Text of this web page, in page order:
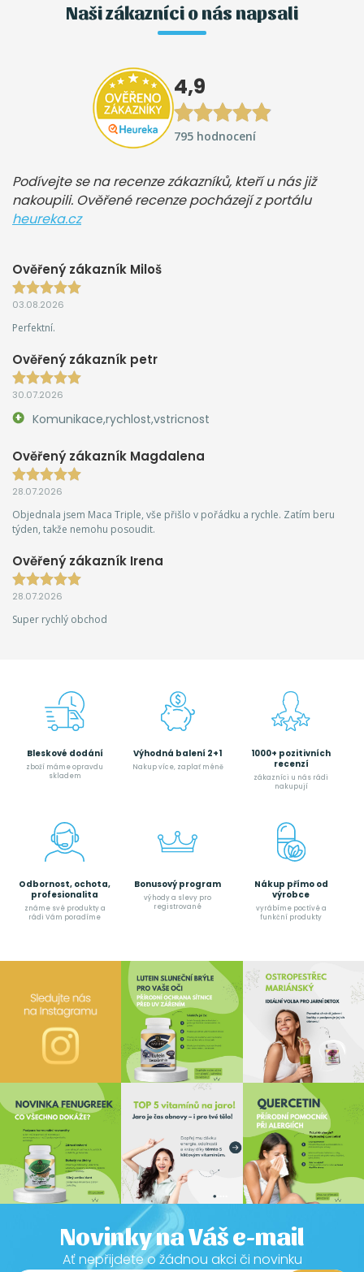
Naši zákazníci o nás napsali
4,9
795 hodnocení
Podívejte se na recenze zákazníků, kteří u nás již
nakoupili. Ověřené recenze pocházejí z portálu
heureka.cz
Ověřený zákazník Miloš
03.08.2026
Perfektní.
Ověřený zákazník petr
30.07.2026
Komunikace,rychlost,vstricnost
Ověřený zákazník Magdalena
28.07.2026
Objednala jsem Maca Triple, vše přišlo v pořádku a rychle. Zatím beru
týden, takže nemohu posoudit.
Ověřený zákazník Irena
28.07.2026
Super rychlý obchod
Bleskové dodání
zboží máme opravdu
skladem
Výhodná balení 2+1
Nakup více, zaplať méně
1000+ pozitivních
recenzí
zákazníci u nás rádi
nakupují
Odbornost, ochota,
profesionalita
známe své produkty a
rádi Vám poradíme
Bonusový program
výhody a slevy pro
registrované
Nákup přímo od
výrobce
vyrábíme poctívé a
funkční produkty
Novinky na Váš e-mail
Ať nepřijdete o žádnou akci či novinku